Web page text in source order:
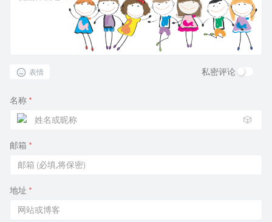
表情 私密评论
名称 *
🎲
邮箱 *
地址 *